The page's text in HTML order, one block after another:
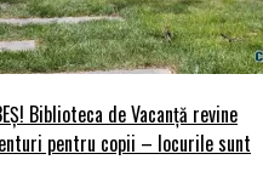
Biblioteca de Vacanță revine
pentru copii – locurile sunt